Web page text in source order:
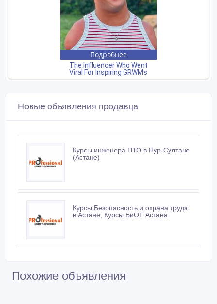
Новые объявления продавца
Курсы инженера ПТО в Нур-Султане
(Астане)
Курсы Безопасность и охрана труда
в Астане, Курсы БиОТ Астана
Похожие объявления